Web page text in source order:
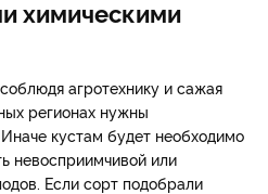
химическими
агротехнику и сажая
регионах нужны
кустам будет необходимо
невосприимчивой или
Если сорт подобрали